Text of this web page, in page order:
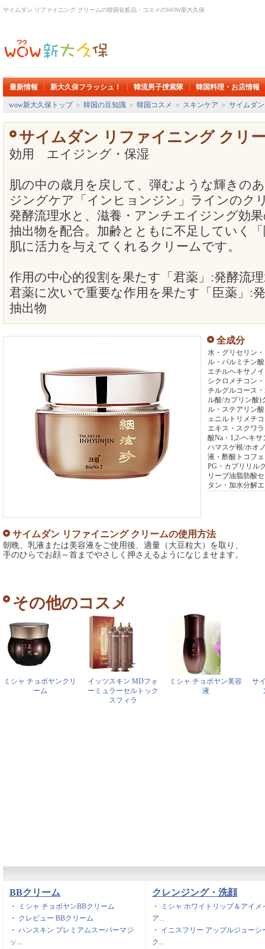
サイムダン リファイニング クリームの韓国化粧品・コスメのWOW新大久保
最新情報 新大久保フラッシュ！ 韓流男子捜索隊 韓国料理・お店情報
wow新大久保トップ＞ 韓国の豆知識 ＞ 韓国コスメ ＞ スキンケア ＞ サイムダ
サイムダン リファイニング クリ
効用 エイジング・保湿
肌の中の歳月を戻して、弾むような輝きの
ジングケア「インヒョンジン」ラインのク
発酵流理水と、滋養・アンチエイジング効
抽出物を配合。加齢とともに不足していく
肌に活力を与えてくれるクリームです。
作用の中心的役割を果たす「君薬」:発酵流
君薬に次いで重要な作用を果たす「臣薬」:
抽出物
全成分
水・グリセリン
ル・パルミチン
エチルヘキサノ
シクロメチコン
チルグルコース
ル酸/カプリン酸)
ル・ステアリン
ェニルトリメチ
エキス・スクワ
酸Na・1,2-ヘキ
ハマスゲ根/ホオ
液・酢酸トコフ
PG・カプリリル
リーブ油脂肪酸
タン・加水分解
サイムダン リファイニング クリームの使用方法
朝晩、乳液または美容液をご使用後、適量（大豆粒大）を取り、
手のひらでお顔～首までやさしく押さえるようになじませます。
その他のコスメ
ミシャ チョボヤンクリ
ーム
イッツスキン MDフォ
ーミュラーセルトック
スフィラ
ミシャ チョボヤン美容
液
サ
BBクリーム
・
ミシャ チョボヤンBBクリーム
・ クレビュー BBクリーム
・ ハンスキン プレミアムスーパーマジ
ッ...
クレンジング・洗顔
・
ミシャ ホワイトリップ＆アイメ
ア...
・ イニスフリー アップルジューシ
ク...